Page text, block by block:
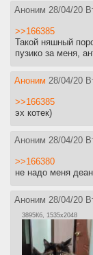
Аноним 28/04/20
>>166385
Такой няшный
пузико за меня,
Аноним 28/04/20
>>166385
эх котек)
Аноним 28/04/20
>>166380
не надо меня
Аноним 28/04/20
3895Кб, 1535x2048